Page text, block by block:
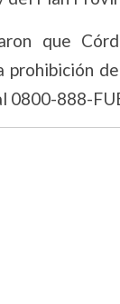
que
0800-888-